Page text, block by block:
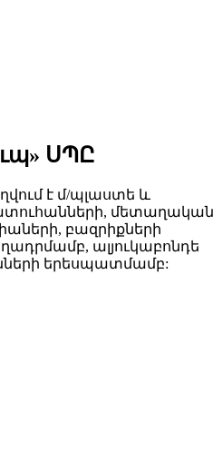
ՍՊԸ
է մ/պլաստե և
մետաղական
բազրիքների
ալյուկաբոնդե
երեսպատմամբ: